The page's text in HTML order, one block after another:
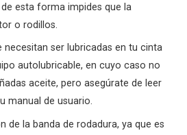
esta forma impides que la
o rodillos.
necesitan ser lubricadas en tu cinta
autolubricable, en cuyo caso no
aceite, pero asegúrate de leer
manual de usuario.
de la banda de rodadura, ya que es